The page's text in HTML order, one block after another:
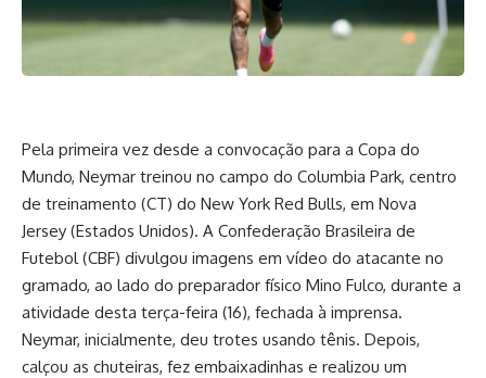
Pela primeira vez desde a convocação para a Copa do
Mundo, Neymar treinou no campo do Columbia Park, centro
de treinamento (CT) do New York Red Bulls, em Nova
Jersey (Estados Unidos). A Confederação Brasileira de
Futebol (CBF) divulgou imagens em vídeo do atacante no
gramado, ao lado do preparador físico Mino Fulco, durante a
atividade desta terça-feira (16), fechada à imprensa.
Neymar, inicialmente, deu trotes usando tênis. Depois,
calçou as chuteiras, fez embaixadinhas e realizou um